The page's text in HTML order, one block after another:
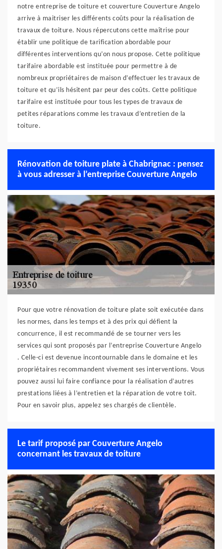
notre entreprise de toiture et couverture Couverture Angelo
arrive à maitriser les différents coûts pour la réalisation de
travaux de toiture. Nous répercutons cette maîtrise pour
établir une politique de tarification abordable pour
différentes interventions qu’on nous propose. Cette politique
tarifaire abordable est instituée pour permettre à de
nombreux propriétaires de maison d’effectuer les travaux de
toiture et qu’ils hésitent par peur des coûts. Cette politique
tarifaire est instituée pour tous les types de travaux de
petites réparations comme les travaux d’entretien de la
toiture.
Rénovation de toiture plate à Chabrignac : pensez
à vous adresser à l’entreprise Couverture Angelo
Pour que votre rénovation de toiture plate soit exécutée dans
les normes, dans les temps et à des prix qui défient la
concurrence, il est recommandé de se tourner vers les
services qui sont proposés par l’entreprise Couverture Angelo
. Celle-ci est devenue incontournable dans le domaine et les
propriétaires recommandent vivement ses interventions. Vous
pouvez aussi lui faire confiance pour la réalisation d’autres
prestations liées à l’entretien et la réparation de votre toit.
Pour en savoir plus, appelez ses chargés de clientèle.
Le tarif proposé par Couverture Angelo
concernant les travaux de toiture